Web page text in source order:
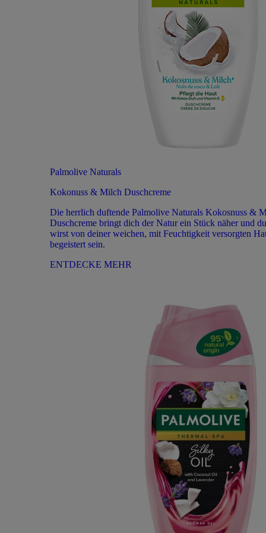
Palmolive Naturals
Kokonuss & Milch Duschcreme
Die herrlich duftende Palmolive Naturals Kokosnuss &
Duschcreme bringt dich der Natur ein Stück näher und du
wirst von deiner weichen, mit Feuchtigkeit versorgten
begeistert sein.
ENTDECKE MEHR